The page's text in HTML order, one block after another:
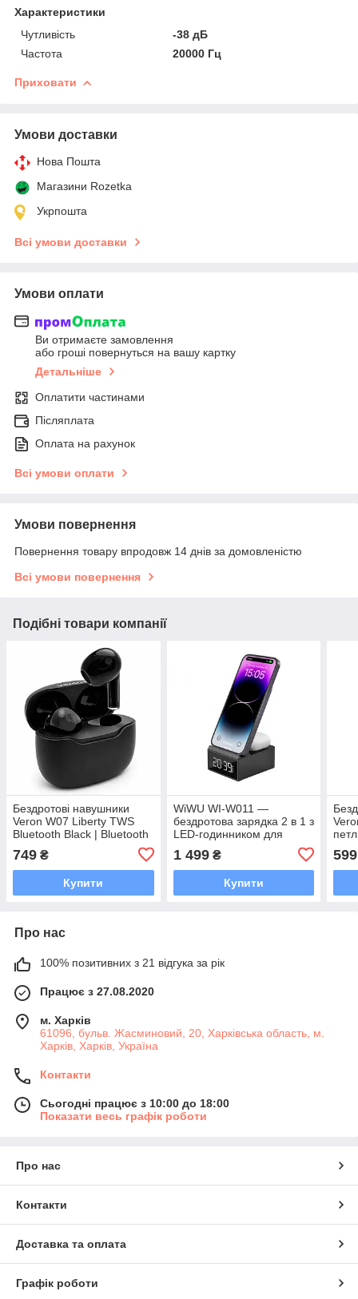
Характеристики
Чутливість
-38 дБ
Частота
20000 Гц
Приховати
Умови доставки
Нова Пошта
Магазини Rozetka
Укрпошта
Всі умови доставки
Умови оплати
Ви отримаєте замовлення
або гроші повернуться на вашу картку
Детальніше
Оплатити частинами
Післяплата
Оплата на рахунок
Всі умови оплати
Умови повернення
Повернення товару впродовж 14 днів за домовленістю
Всі умови повернення
Подібні товари компанії
Бездротові навушники
Veron W07 Liberty TWS
Bluetooth Black | Bluetooth
5.3, сенсорне керування,
мікрофон
749 ₴
Купити
WiWU WI-W011 —
бездротова зарядка 2 в 1 з
LED-годинником для
1 499₴
Купити
599
Про нас
100% позитивних з 21 відгука за рік
Працює з 27.08.2020
м. Харків
61096, бульв. Жасминовий, 20, Харківська область, м.
Харків, Харків, Україна
Контакти
Сьогодні працює з 10:00 до 18:00
Показати весь графік роботи
Про нас
Контакти
Доставка та оплата
Графік роботи